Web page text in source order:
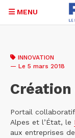
contenu
MENU
INNOVATION
— Le 5 mars 2018
Création
Portail
Alpes et l’État, le
aux entreprises